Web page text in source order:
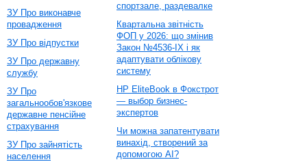
ЗУ Про виконавче
провадження
ЗУ Про відпустки
ЗУ Про державну
службу
ЗУ Про
загальнообов'язкове
державне пенсійне
страхування
ЗУ Про зайнятість
населення
спортзале, раздевалке
Квартальна звітність
ФОП у 2026: що змінив
Закон №4536-IX і як
адаптувати облікову
систему
HP EliteBook в Фокстрот
— выбор бизнес-
экспертов
Чи можна запатентувати
винахід, створений за
допомогою AI?